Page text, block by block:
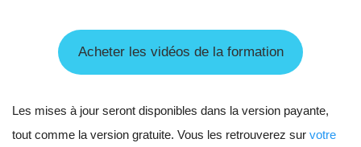
Acheter les vidéos de la formation
Les mises à jour seront disponibles dans la version payante,
tout comme la version gratuite. Vous les retrouverez sur votre